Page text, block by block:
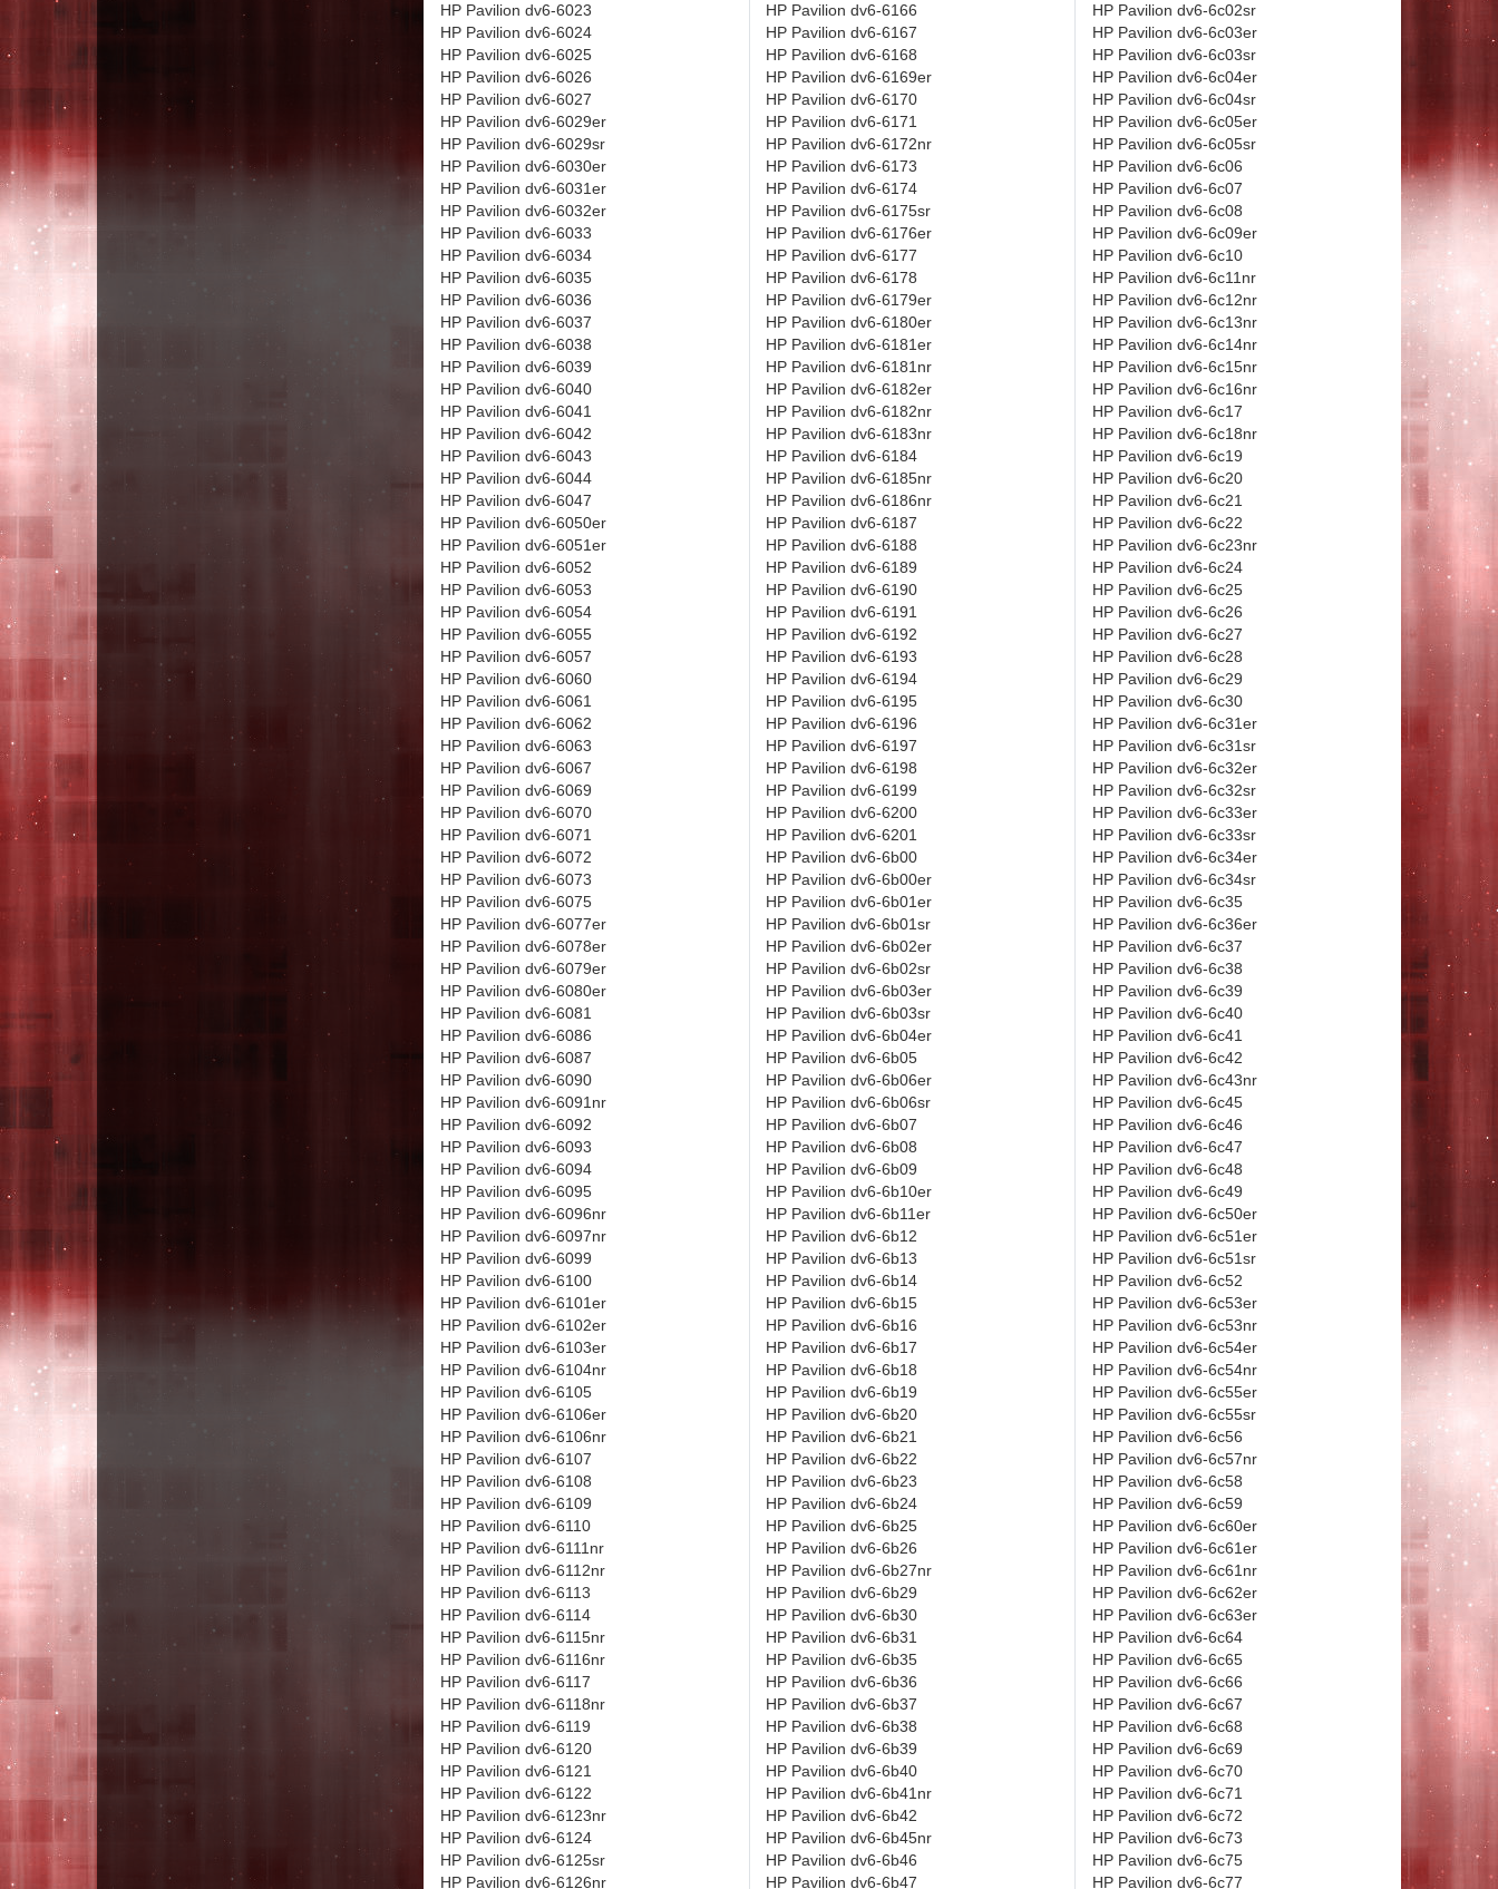
HP Pavilion dv6-6023
HP Pavilion dv6-6024
HP Pavilion dv6-6025
HP Pavilion dv6-6026
HP Pavilion dv6-6027
HP Pavilion dv6-6029er
HP Pavilion dv6-6029sr
HP Pavilion dv6-6030er
HP Pavilion dv6-6031er
HP Pavilion dv6-6032er
HP Pavilion dv6-6033
HP Pavilion dv6-6034
HP Pavilion dv6-6035
HP Pavilion dv6-6036
HP Pavilion dv6-6037
HP Pavilion dv6-6038
HP Pavilion dv6-6039
HP Pavilion dv6-6040
HP Pavilion dv6-6041
HP Pavilion dv6-6042
HP Pavilion dv6-6043
HP Pavilion dv6-6044
HP Pavilion dv6-6047
HP Pavilion dv6-6050er
HP Pavilion dv6-6051er
HP Pavilion dv6-6052
HP Pavilion dv6-6053
HP Pavilion dv6-6054
HP Pavilion dv6-6055
HP Pavilion dv6-6057
HP Pavilion dv6-6060
HP Pavilion dv6-6061
HP Pavilion dv6-6062
HP Pavilion dv6-6063
HP Pavilion dv6-6067
HP Pavilion dv6-6069
HP Pavilion dv6-6070
HP Pavilion dv6-6071
HP Pavilion dv6-6072
HP Pavilion dv6-6073
HP Pavilion dv6-6075
HP Pavilion dv6-6077er
HP Pavilion dv6-6078er
HP Pavilion dv6-6079er
HP Pavilion dv6-6080er
HP Pavilion dv6-6081
HP Pavilion dv6-6086
HP Pavilion dv6-6087
HP Pavilion dv6-6090
HP Pavilion dv6-6091nr
HP Pavilion dv6-6092
HP Pavilion dv6-6093
HP Pavilion dv6-6094
HP Pavilion dv6-6095
HP Pavilion dv6-6096nr
HP Pavilion dv6-6097nr
HP Pavilion dv6-6099
HP Pavilion dv6-6100
HP Pavilion dv6-6101er
HP Pavilion dv6-6102er
HP Pavilion dv6-6103er
HP Pavilion dv6-6104nr
HP Pavilion dv6-6105
HP Pavilion dv6-6106er
HP Pavilion dv6-6106nr
HP Pavilion dv6-6107
HP Pavilion dv6-6108
HP Pavilion dv6-6109
HP Pavilion dv6-6110
HP Pavilion dv6-6111nr
HP Pavilion dv6-6112nr
HP Pavilion dv6-6113
HP Pavilion dv6-6114
HP Pavilion dv6-6115nr
HP Pavilion dv6-6116nr
HP Pavilion dv6-6117
HP Pavilion dv6-6118nr
HP Pavilion dv6-6119
HP Pavilion dv6-6120
HP Pavilion dv6-6121
HP Pavilion dv6-6122
HP Pavilion dv6-6123nr
HP Pavilion dv6-6124
HP Pavilion dv6-6125sr
HP Pavilion dv6-6126nr
HP Pavilion dv6-6166
HP Pavilion dv6-6167
HP Pavilion dv6-6168
HP Pavilion dv6-6169er
HP Pavilion dv6-6170
HP Pavilion dv6-6171
HP Pavilion dv6-6172nr
HP Pavilion dv6-6173
HP Pavilion dv6-6174
HP Pavilion dv6-6175sr
HP Pavilion dv6-6176er
HP Pavilion dv6-6177
HP Pavilion dv6-6178
HP Pavilion dv6-6179er
HP Pavilion dv6-6180er
HP Pavilion dv6-6181er
HP Pavilion dv6-6181nr
HP Pavilion dv6-6182er
HP Pavilion dv6-6182nr
HP Pavilion dv6-6183nr
HP Pavilion dv6-6184
HP Pavilion dv6-6185nr
HP Pavilion dv6-6186nr
HP Pavilion dv6-6187
HP Pavilion dv6-6188
HP Pavilion dv6-6189
HP Pavilion dv6-6190
HP Pavilion dv6-6191
HP Pavilion dv6-6192
HP Pavilion dv6-6193
HP Pavilion dv6-6194
HP Pavilion dv6-6195
HP Pavilion dv6-6196
HP Pavilion dv6-6197
HP Pavilion dv6-6198
HP Pavilion dv6-6199
HP Pavilion dv6-6200
HP Pavilion dv6-6201
HP Pavilion dv6-6b00
HP Pavilion dv6-6b00er
HP Pavilion dv6-6b01er
HP Pavilion dv6-6b01sr
HP Pavilion dv6-6b02er
HP Pavilion dv6-6b02sr
HP Pavilion dv6-6b03er
HP Pavilion dv6-6b03sr
HP Pavilion dv6-6b04er
HP Pavilion dv6-6b05
HP Pavilion dv6-6b06er
HP Pavilion dv6-6b06sr
HP Pavilion dv6-6b07
HP Pavilion dv6-6b08
HP Pavilion dv6-6b09
HP Pavilion dv6-6b10er
HP Pavilion dv6-6b11er
HP Pavilion dv6-6b12
HP Pavilion dv6-6b13
HP Pavilion dv6-6b14
HP Pavilion dv6-6b15
HP Pavilion dv6-6b16
HP Pavilion dv6-6b17
HP Pavilion dv6-6b18
HP Pavilion dv6-6b19
HP Pavilion dv6-6b20
HP Pavilion dv6-6b21
HP Pavilion dv6-6b22
HP Pavilion dv6-6b23
HP Pavilion dv6-6b24
HP Pavilion dv6-6b25
HP Pavilion dv6-6b26
HP Pavilion dv6-6b27nr
HP Pavilion dv6-6b29
HP Pavilion dv6-6b30
HP Pavilion dv6-6b31
HP Pavilion dv6-6b35
HP Pavilion dv6-6b36
HP Pavilion dv6-6b37
HP Pavilion dv6-6b38
HP Pavilion dv6-6b39
HP Pavilion dv6-6b40
HP Pavilion dv6-6b41nr
HP Pavilion dv6-6b42
HP Pavilion dv6-6b45nr
HP Pavilion dv6-6b46
HP Pavilion dv6-6b47
HP Pavilion dv6-6c02sr
HP Pavilion dv6-6c03er
HP Pavilion dv6-6c03sr
HP Pavilion dv6-6c04er
HP Pavilion dv6-6c04sr
HP Pavilion dv6-6c05er
HP Pavilion dv6-6c05sr
HP Pavilion dv6-6c06
HP Pavilion dv6-6c07
HP Pavilion dv6-6c08
HP Pavilion dv6-6c09er
HP Pavilion dv6-6c10
HP Pavilion dv6-6c11nr
HP Pavilion dv6-6c12nr
HP Pavilion dv6-6c13nr
HP Pavilion dv6-6c14nr
HP Pavilion dv6-6c15nr
HP Pavilion dv6-6c16nr
HP Pavilion dv6-6c17
HP Pavilion dv6-6c18nr
HP Pavilion dv6-6c19
HP Pavilion dv6-6c20
HP Pavilion dv6-6c21
HP Pavilion dv6-6c22
HP Pavilion dv6-6c23nr
HP Pavilion dv6-6c24
HP Pavilion dv6-6c25
HP Pavilion dv6-6c26
HP Pavilion dv6-6c27
HP Pavilion dv6-6c28
HP Pavilion dv6-6c29
HP Pavilion dv6-6c30
HP Pavilion dv6-6c31er
HP Pavilion dv6-6c31sr
HP Pavilion dv6-6c32er
HP Pavilion dv6-6c32sr
HP Pavilion dv6-6c33er
HP Pavilion dv6-6c33sr
HP Pavilion dv6-6c34er
HP Pavilion dv6-6c34sr
HP Pavilion dv6-6c35
HP Pavilion dv6-6c36er
HP Pavilion dv6-6c37
HP Pavilion dv6-6c38
HP Pavilion dv6-6c39
HP Pavilion dv6-6c40
HP Pavilion dv6-6c41
HP Pavilion dv6-6c42
HP Pavilion dv6-6c43nr
HP Pavilion dv6-6c45
HP Pavilion dv6-6c46
HP Pavilion dv6-6c47
HP Pavilion dv6-6c48
HP Pavilion dv6-6c49
HP Pavilion dv6-6c50er
HP Pavilion dv6-6c51er
HP Pavilion dv6-6c51sr
HP Pavilion dv6-6c52
HP Pavilion dv6-6c53er
HP Pavilion dv6-6c53nr
HP Pavilion dv6-6c54er
HP Pavilion dv6-6c54nr
HP Pavilion dv6-6c55er
HP Pavilion dv6-6c55sr
HP Pavilion dv6-6c56
HP Pavilion dv6-6c57nr
HP Pavilion dv6-6c58
HP Pavilion dv6-6c59
HP Pavilion dv6-6c60er
HP Pavilion dv6-6c61er
HP Pavilion dv6-6c61nr
HP Pavilion dv6-6c62er
HP Pavilion dv6-6c63er
HP Pavilion dv6-6c64
HP Pavilion dv6-6c65
HP Pavilion dv6-6c66
HP Pavilion dv6-6c67
HP Pavilion dv6-6c68
HP Pavilion dv6-6c69
HP Pavilion dv6-6c70
HP Pavilion dv6-6c71
HP Pavilion dv6-6c72
HP Pavilion dv6-6c73
HP Pavilion dv6-6c75
HP Pavilion dv6-6c77